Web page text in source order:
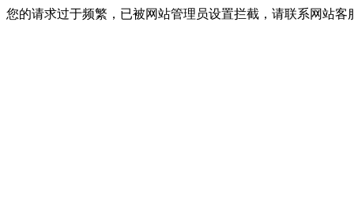
您的请求过于频繁，已被网站管理员设置拦截，请联系网站客